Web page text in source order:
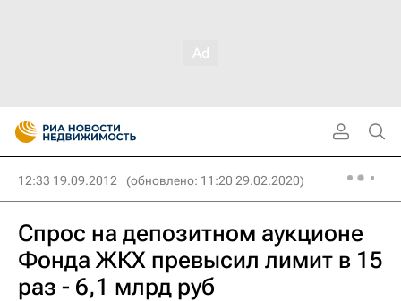
12:33 19.09.2012 (обновлено: 11:20 29.02.2020)
Спрос на депозитном аукционе
Фонда ЖКХ превысил лимит в 15
раз - 6,1 млрд руб